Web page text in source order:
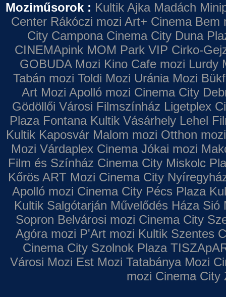
Moziműsorok : Kultik Ajka Madách
Center Rákóczi mozi Art+ Cinema Bem
City Campona Cinema City Duna
CINEMApink MOM Park VIP Cirko-
GOBUDA Mozi Kino Cafe mozi Lurdy
Tabán mozi Toldi Mozi Uránia Mozi
Art Mozi Apolló mozi Cinema City
Gödöllői Városi Filmszínház Ligetplex
Plaza Fontana Kultik Vásárhely Lehel
Kultik Kaposvár Malom mozi Otthon mozi
Mozi Várdaplex Cinema Jókai mozi
Film és Színház Cinema City Miskolc
Kőrös ART Mozi Cinema City
Apolló mozi Cinema City Pécs Plaza
Kultik Salgótarján Művelődés Háza Sió
Sopron Belvárosi mozi Cinema City
Agóra mozi P'Art mozi Kultik Szentes
Cinema City Szolnok Plaza
Városi Mozi Est Mozi Tatabánya Mozi
mozi Cinema City